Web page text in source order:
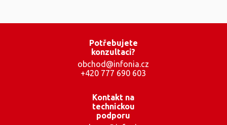
Potřebujete
konzultaci?
obchod@infonia.cz
+420 777 690 603
Kontakt na
technickou
podporu